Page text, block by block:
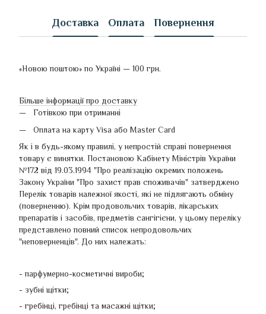
Доставка Оплата Повернення
«Новою поштою» по Україні — 100 грн.
Більше інформації про доставку
Готівкою при отриманні
Оплата на карту Visa або Master Card
Як і в будь-якому правилі, у непростій справі повернення
товару є винятки. Постановою Кабінету Міністрів України
№172 від 19.03.1994 "Про реалізацію окремих положень
Закону України "Про захист прав споживачів" затверджено
Перелік товарів належної якості, які не підлягають обміну
(поверненню). Крім продовольчих товарів, лікарських
препаратів і засобів, предметів сангігієни, у цьому переліку
представлено повний список непродовольчих
"неповерненців". До них належать:
- парфумерно-косметичні вироби;
- зубні щітки;
- гребінці, гребінці та масажні щітки;